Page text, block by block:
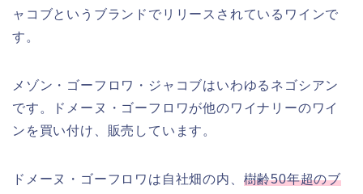
ャコブというブランドでリリースされているワインで
す。
メゾン・ゴーフロワ・ジャコブはいわゆるネゴシアン
です。ドメーヌ・ゴーフロワが他のワイナリーのワイ
ンを買い付け、販売しています。
ドメーヌ・ゴーフロワは自社畑の内、 樹齢50年超のブ